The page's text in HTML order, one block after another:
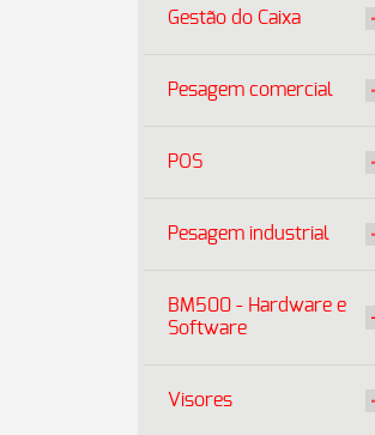
Gestão do Caixa
Pesagem comercial
POS
Pesagem industrial
BM500 - Hardware e
Software
Visores